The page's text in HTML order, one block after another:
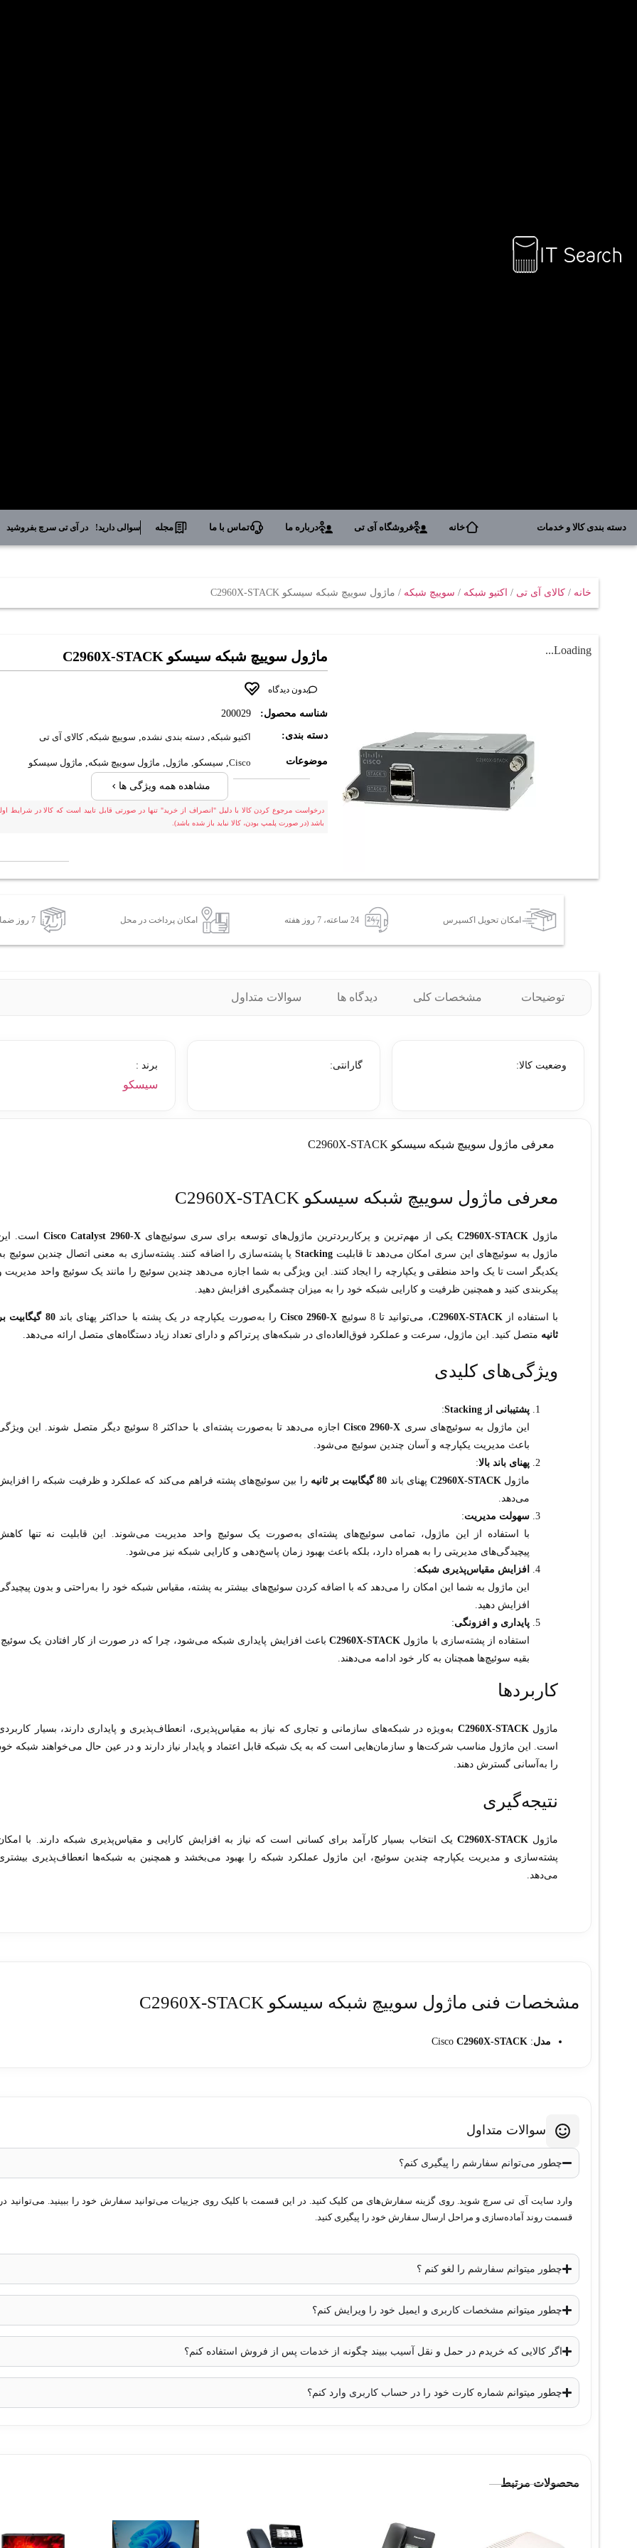
دسته بندی کالا و خدمات خانه فروشگاه آی تی درباره ما تماس با ما مجله سوالی دارید! در آی تی سرچ بفروشید
خانه / کالای آی تی / اکتیو شبکه / سوییچ شبکه / ماژول سوييچ شبکه سيسکو C2960X-STACK
Loading... ماژول سوييچ شبکه سيسکو C2960X-STACK
بدون دیدگاه
شناسه محصول: 200029
دسته بندی: اکتیو شبکه دسته بندی نشده سوییچ شبکه ,کالای آی تی
موضوعات Cisco
, سیسکو ماژول ماژول سوییچ شبکه ماژول سیسکو
مشاهده همه ویژگی ها
درخواست مرجوع کردن کالا با دلیل "انصراف از خرید" تنها در صورتی قابل تایید است که کالا در شرایط
باشد (در صورت پلمپ بودن، کالا نباید باز شده باشد).
امکان تحویل اکسپرس 24 ساعته، 7 روز هفته امکان پرداخت در محل 7 روز ضمانت بازگشت کالا
توضیحات مشخصات کلی دیدگاه ها سوالات متداول
وضعیت کالا: گارانتی: برند :
سیسکو
معرفی ماژول سوييچ شبکه سيسکو C2960X-STACK
معرفی ماژول سوييچ شبکه سيسکو C2960X-STACK
ماژول C2960X-STACKیکی از مهم‌ترین و پرکاربردترین ماژول‌های توسعه برای سری سوئیچ‌های Cisco Catalyst 2960-Xاست.
ماژول به سوئیچ‌های این سری امکان می‌دهد تا قابلیت Stackingیا پشته‌سازی را اضافه کنند. پشته‌سازی به معنی اتصال چندین سوئیچ
یکدیگر است تا یک واحد منطقی و یکپارچه را ایجاد کنند. این ویژگی به شما اجازه می‌دهد چندین سوئیچ را مانند یک سوئیچ واحد مدیریت
پیکربندی کنید و همچنین ظرفیت و کارایی شبکه خود را به میزان چشمگیری افزایش دهید.
با استفاده ازC2960X-STACK، می‌توانید تا 8 سوئیچ Cisco 2960-Xرا به‌صورت یکپارچه در یک پشته با حداکثر پهنای باند
80 گیگابیت
ثانیه متصل کنید. این ماژول، سرعت و عملکرد فوق‌العاده‌ای در شبکه‌های پرتراکم و دارای تعداد زیاد دستگاه‌های متصل ارائه می‌دهد.
ویژگی‌های کلیدی
پشتیبانی از Stacking
:
این ماژول به سوئیچ‌های سری Cisco 2960-X
اجازه می‌دهد تا به‌صورت پشته‌ای با حداکثر 8 سوئیچ دیگر متصل شوند. این
باعث مدیریت یکپارچه و آسان چندین سوئیچ می‌شود.
پهنای باند بالا:
ماژول C2960X-STACKپهنای باند 80 گیگابیت بر ثانیه
را بین سوئیچ‌های پشته فراهم می‌کند که عملکرد و ظرفیت شبکه را
می‌دهد.
سهولت مدیریت:
با استفاده از این ماژول، تمامی سوئیچ‌های پشته‌ای به‌صورت یک سوئیچ واحد مدیریت می‌شوند. این قابلیت نه تنها
پیچیدگی‌های مدیریتی را به همراه دارد، بلکه باعث بهبود زمان پاسخ‌دهی و کارایی شبکه نیز می‌شود.
افزایش مقیاس‌پذیری شبکه:
این ماژول به شما این امکان را می‌دهد که با اضافه کردن سوئیچ‌های بیشتر به پشته، مقیاس شبکه خود را به‌راحتی و بدون
افزایش دهید.
پایداری و افزونگی:
استفاده از پشته‌سازی با ماژول C2960X-STACKباعث افزایش پایداری شبکه می‌شود، چرا که در صورت از کار افتادن یک
بقیه سوئیچ‌ها همچنان به کار خود ادامه می‌دهند.
کاربردها
ماژولC2960X-STACK به‌ویژه در شبکه‌های سازمانی و تجاری که نیاز به مقیاس‌پذیری، انعطاف‌پذیری و پایداری دارند، بسیار
است. این ماژول مناسب شرکت‌ها و سازمان‌هایی است که به یک شبکه قابل اعتماد و پایدار نیاز دارند و در عین حال می‌خواهند شبکه
را به‌آسانی گسترش دهند.
نتیجه‌گیری
ماژول C2960X-STACKیک انتخاب بسیار کارآمد برای کسانی است که نیاز به افزایش کارایی و مقیاس‌پذیری شبکه دارند. با
پشته‌سازی و مدیریت یکپارچه چندین سوئیچ، این ماژول عملکرد شبکه را بهبود می‌بخشد و همچنین به شبکه‌ها انعطاف‌پذیری
می‌دهد.
مشخصات فنی ماژول سوييچ شبکه سيسکو C2960X-STACK
مدل: Cisco
C2960X-STACK
قابلیت مدیریت یکپارچه
افزونگی: بله, در صورت از کار افتادن یک سوئیچ، پشته به کار خود ادامه می‌دهد.
سوالات متداول
چطور می‌توانم سفارشم را پیگیری کنم؟
وارد سایت آی تی سرچ شوید. روی گزینه سفارش‌های من کلیک کنید. در این قسمت با کلیک روی جزییات می‌توانید سفارش خود را ببینید. می‌توانید
قسمت روند آماده‌سازی و مراحل ارسال سفارش خود را پیگیری کنید.
چطور میتوانم سفارشم را لغو کنم ؟
چطور میتوانم مشخصات کاربری و ایمیل خود را ویرایش کنم؟
اگر کالایی که خریدم در حمل و نقل آسیب ببیند چگونه از خدمات پس از فروش استفاده کنم؟
چطور میتوانم شماره کارت خود را در حساب کاربری وارد کنم؟
محصولات مرتبط